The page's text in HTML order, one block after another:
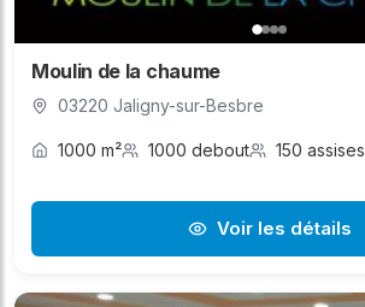
Moulin de la chaume
03220 Jaligny-sur-Besbre
1000 m² 1000 debout 150 assises
Voir les détails